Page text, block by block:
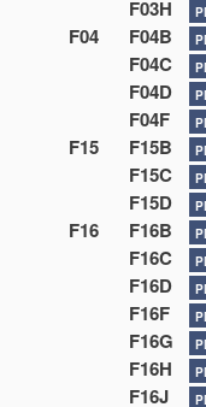
F03H
F04 F04B
F04C
F04D
F04F
F15 F15B
F15C
F15D
F16 F16B
F16C
F16D
F16F
F16G
F16H
F16J